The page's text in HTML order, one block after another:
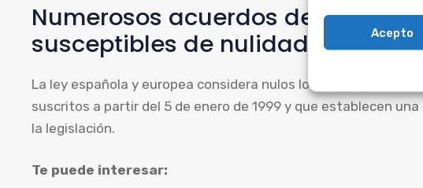
Acepto
Numerosos acuerdos de
susceptibles de nulidad.
La ley española y europea considera nulos los acuerdos
suscritos a partir del 5 de enero de 1999 y que establecen
la legislación.
Te puede interesar: